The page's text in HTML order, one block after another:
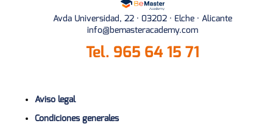
Avda Universidad, 22 · 03202 · Elche · Alicante
info@bemasteracademy.com
Tel. 965 64 15 71
Aviso legal
Condiciones generales